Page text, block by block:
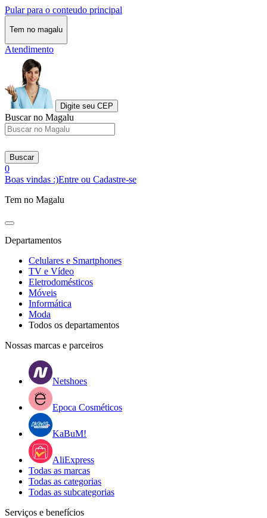
Pular para o conteudo principal
Tem no magalu
Atendimento
Digite seu CEP
Buscar no Magalu
Buscar
0
Boas vindas :)Entre ou Cadastre-se
Tem no Magalu
Departamentos
Celulares e Smartphones
TV e Vídeo
Eletrodomésticos
Móveis
Informática
Moda
Todos os departamentos
Nossas marcas e parceiros
Netshoes
Epoca Cosméticos
KaBuM!
AliExpress
Todas as marcas
Todas as categorias
Todas as subcategorias
Serviços e benefícios